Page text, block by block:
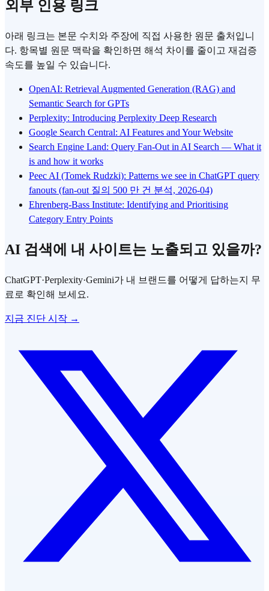
외부 인용 링크
아래 링크는 본문 수치와 주장에 직접 사용한 원문 출처입니
다. 항목별 원문 맥락을 확인하면 해석 차이를 줄이고 재검증
속도를 높일 수 있습니다.
OpenAI: Retrieval Augmented Generation (RAG) and
Semantic Search for GPTs
Perplexity: Introducing Perplexity Deep Research
Google Search Central: AI Features and Your Website
Search Engine Land: Query Fan-Out in AI Search — What it
is and how it works
Peec AI (Tomek Rudzki): Patterns we see in ChatGPT query
fanouts (fan-out 질의 500 만 건 분석, 2026-04)
Ehrenberg-Bass Institute: Identifying and Prioritising
Category Entry Points
AI 검색에 내 사이트는 노출되고 있을까?
ChatGPT·Perplexity·Gemini가 내 브랜드를 어떻게 답하는지 무
료로 확인해 보세요.
지금 진단 시작 →